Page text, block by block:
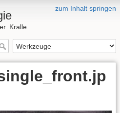
zum Inhalt springen
Kralle.